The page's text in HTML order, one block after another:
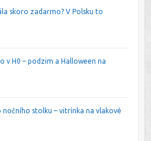
skoro zadarmo? V Polsku to
v H0 – podzim a Halloween na
stolku – vitrínka na vlakové